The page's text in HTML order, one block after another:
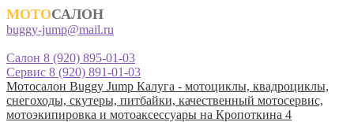
МОТОСАЛОН
buggy-jump@mail.ru
Салон 8 (920) 895-01-03
Сервис 8 (920) 891-01-03
Перейти
к
навигации
Перейти
к
содержимому
Мотосалон Buggy Jump Калуга - мотоциклы, квадроциклы,
снегоходы, скутеры, питбайки, качественный мотосервис,
мотоэкипировка и мотоаксессуары на Кропоткина 4